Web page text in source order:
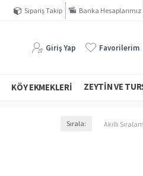
Sipariş Takip Banka Hesaplarımız
Giriş Yap Favorilerim
KÖY EKMEKLERI ZEYTIN VE
Sırala: